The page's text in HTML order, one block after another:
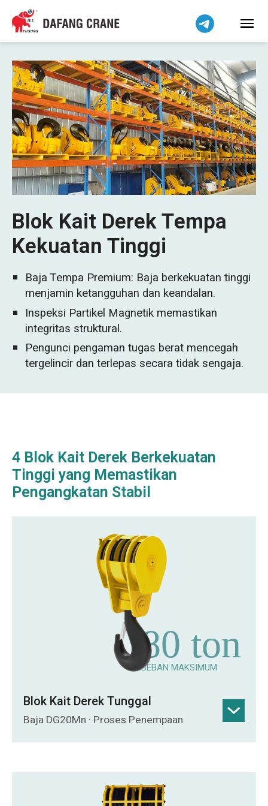
Blok Kait Derek Tempa
Kekuatan Tinggi
Baja Tempa Premium: Baja berkekuatan tinggi
menjamin ketangguhan dan keandalan.
Inspeksi Partikel Magnetik memastikan
integritas struktural.
Pengunci pengaman tugas berat mencegah
tergelincir dan terlepas secara tidak sengaja.
4 Blok Kait Derek Berkekuatan
Tinggi yang Memastikan
Pengangkatan Stabil
80 ton
BEBAN MAKSIMUM
Blok Kait Derek Tunggal
Baja DG20Mn · Proses Penempaan
superior, dan cacat internal minimal,
menyeimbangkan daya tahan dengan